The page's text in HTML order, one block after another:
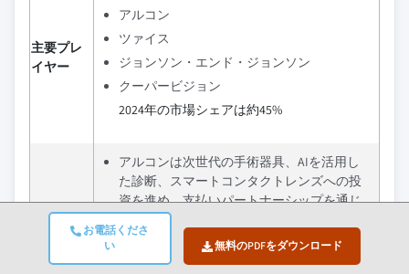
お電話くださ
い
無料のPDFをダウンロード
主要プレ
イヤー
アルコン
ツァイス
ジョンソン・エンド・ジョンソン
クーパービジョン
2024年の市場シェアは約45%
アルコンは次世代の手術器具、AIを活用し
た診断、スマートコンタクトレンズへの投
資を進め、支払いパートナーシップを通じ
て規制課題を克服しています。同社の戦略
は、イノベーションと市場アクセスのバラ
ンスを図り、成長を目指す先進国と新興地